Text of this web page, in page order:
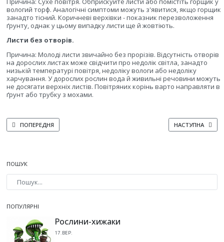
вологий торф. Аналогічні симптоми можуть з'явитися, якщо горщик
занадто тісний. Коричневі верхівки - показник перезволоження
ґрунту, однак у цьому випадку листи ще й жовтіють.
Листи без отворів.
Причина: Молоді листи звичайно без прорізів. Відсутність отворів
на дорослих листах може свідчити про недолік світла, занадто
низькій температурі повітря, недоліку вологи або недоліку
харчування. У дорослих рослин вода й живильні речовини можуть
не досягати верхніх листів. Повітряних корінь варто направляти в
ґрунт або трубку з мохами.
ПОПЕРЕДНЯ СТАТТЯ: ХЛОРОФІТУМ– CHLOROPHYTUM
ПОПЕРЕДНЯ НАСТУПНА
НАСТУПНА
ПОШУК
ПОПУЛЯРНІ
Рослини-хижаки
17.ВЕР.